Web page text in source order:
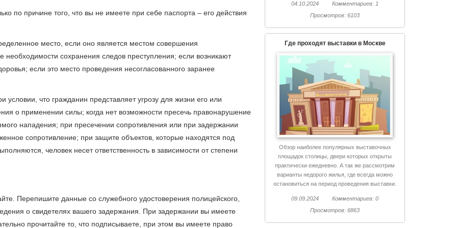
по причине того, что вы не имеете при себе паспорта – его действия
место, если оно является местом совершения
сохранения следов преступления; если возникают
если это место проведения несогласованного заранее
что гражданин представляет угрозу для жизни его или
о применении силы; когда нет возможности пресечь правонарушение
нападения; при пресечении сопротивления или при задержании
сопротивление; при защите объектов, которые находятся под
человек несет ответственность в зависимости от степени
Перепишите данные со служебного удостоверения полицейского,
о свидетелях вашего задержания. При задержании вы имеете
прочитайте то, что подписываете, при этом вы имеете право
04.10.2024
Комментариев: 1
Просмотров: 6103
Где проходят выставки в Москве
Обзор наиболее популярных выставочных
площадок столицы, двери которых открыты
практически ежедневно. А так же рассмотрим
варианты недорого жилья, где всегда можно
остановиться на период проведения выставки.
09.09.2024
Комментариев: 0
Просмотров: 6863